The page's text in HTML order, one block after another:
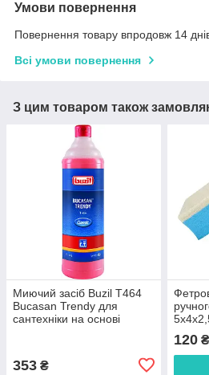
Умови повернення
Повернення товару впродовж 14
Всі умови повернення
З цим товаром також
Миючий засіб Buzil T464
Bucasan Trendy для
сантехніки на основі
353 ₴
120₴